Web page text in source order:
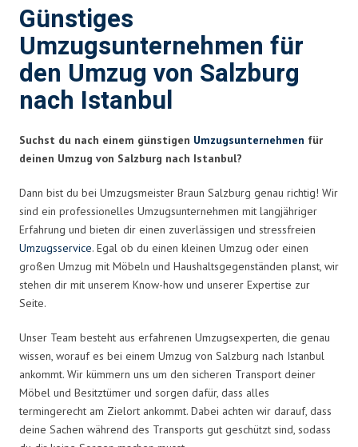
Günstiges
Umzugsunternehmen für
den Umzug von Salzburg
nach Istanbul
Suchst du nach einem günstigen Umzugsunternehmen für
deinen Umzug von Salzburg nach Istanbul?
Dann bist du bei Umzugsmeister Braun Salzburg genau richtig! Wir
sind ein professionelles Umzugsunternehmen mit langjähriger
Erfahrung und bieten dir einen zuverlässigen und stressfreien
Umzugsservice. Egal ob du einen kleinen Umzug oder einen
großen Umzug mit Möbeln und Haushaltsgegenständen planst, wir
stehen dir mit unserem Know-how und unserer Expertise zur
Seite.
Unser Team besteht aus erfahrenen Umzugsexperten, die genau
wissen, worauf es bei einem Umzug von Salzburg nach Istanbul
ankommt. Wir kümmern uns um den sicheren Transport deiner
Möbel und Besitztümer und sorgen dafür, dass alles
termingerecht am Zielort ankommt. Dabei achten wir darauf, dass
deine Sachen während des Transports gut geschützt sind, sodass